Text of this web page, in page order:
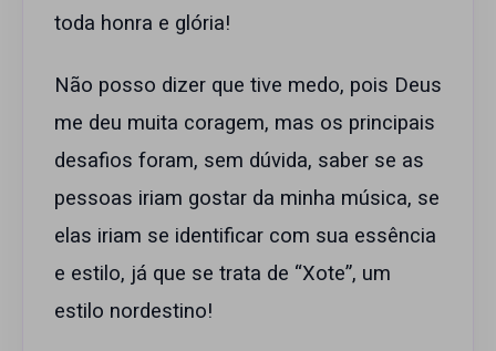
toda honra e glória!
Não posso dizer que tive medo, pois Deus
me deu muita coragem, mas os principais
desafios foram, sem dúvida, saber se as
pessoas iriam gostar da minha música, se
elas iriam se identificar com sua essência
e estilo, já que se trata de “Xote”, um
estilo nordestino!